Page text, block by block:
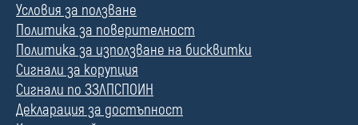
Условия за ползване
Политика за поверителност
Политика за използване на бисквитки
Сигнали за корупция
Сигнали по ЗЗЛПСПОИН
Декларация за достъпност